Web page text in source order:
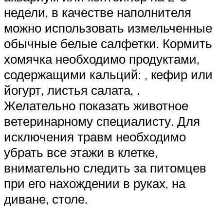
недели, в качестве наполнителя
можно использовать измельченные
обычные белые салфетки. Кормить
хомячка необходимо продуктами,
содержащими кальций: , кефир или
йогурт, листья салата, .
Желательно показать животное
ветеринарному специалисту. Для
исключения травм необходимо
убрать все этажи в клетке,
внимательно следить за питомцев
при его нахождении в руках, на
диване, столе.